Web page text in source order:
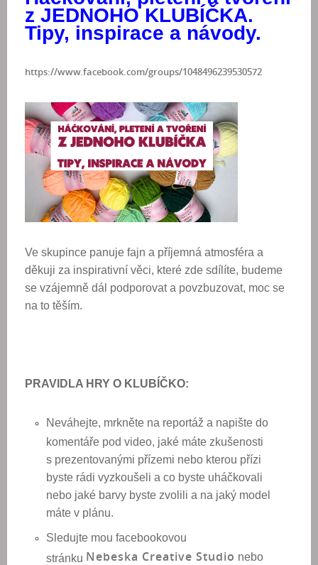
z JEDNOHO KLUBÍČKA.
Tipy, inspirace a návody.
https://www.facebook.com/groups/1048496239530572
Ve skupince panuje fajn a příjemná atmosféra a
děkuji za inspirativní věci, které zde sdílíte, budeme
se vzájemně dál podporovat a povzbuzovat, moc se
na to těším.
PRAVIDLA HRY O KLUBÍČKO:
Neváhejte, mrkněte na reportáž a napište do
komentáře pod video, jaké máte zkušenosti
s prezentovanými přízemi nebo kterou přízi
byste rádi vyzkoušeli a co byste uháčkovali
nebo jaké barvy byste zvolili a na jaký model
máte v plánu.
Sledujte mou facebookovou
stránku Nebeska Creative Studio nebo